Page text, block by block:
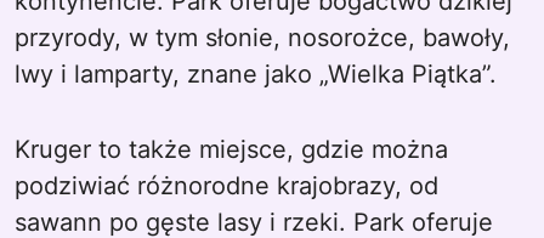
przyrody, w tym słonie, nosorożce, bawoły,
lwy i lamparty, znane jako „Wielka Piątka”.
Kruger to także miejsce, gdzie można
podziwiać różnorodne krajobrazy, od
sawann po gęste lasy i rzeki. Park oferuje